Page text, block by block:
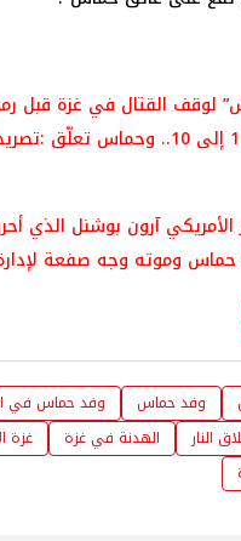
لوقف القتال في غزة قبل
تبادل الأسرى بنسبة 1 إلى 10.. وحماس
الأمريكي آرون بوشنل الذي
حماس وموته وجه صفعة
وفد حماس
وفد حماس في
النار الهدنة في غزة
غزة